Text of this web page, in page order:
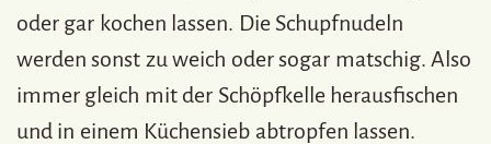
oder gar kochen lassen. Die Schupfnudeln
werden sonst zu weich oder sogar matschig. Also
immer gleich mit der Schöpfkelle herausfischen
und in einem Küchensieb abtropfen lassen.